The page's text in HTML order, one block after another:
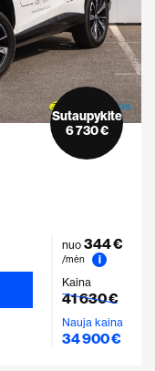
Sutaupykite
6 730 €
nuo 344 €
/mėn
i
Kaina
41 630 €
Nauja kaina
34 900 €